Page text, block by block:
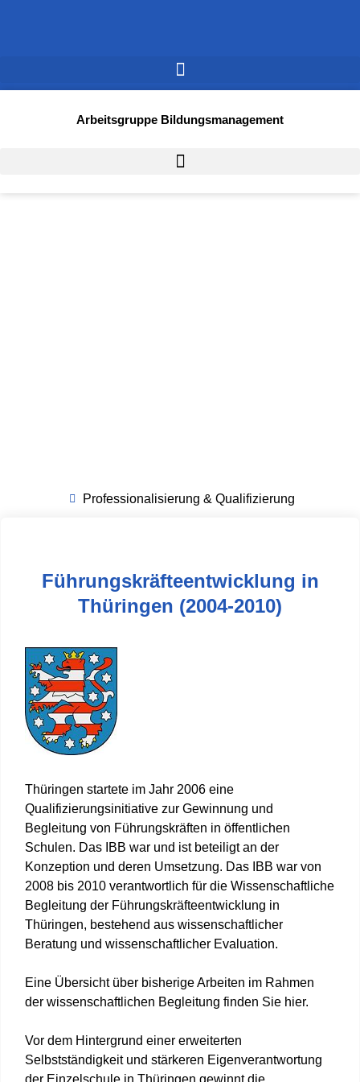
Arbeitsgruppe Bildungsmanagement
Professionalisierung & Qualifizierung
Führungskräfteentwicklung in
Thüringen (2004-2010)
Thüringen startete im Jahr 2006 eine
Qualifizierungsinitiative zur Gewinnung und
Begleitung von Führungskräften in öffentlichen
Schulen. Das IBB war und ist beteiligt an der
Konzeption und deren Umsetzung. Das IBB war von
2008 bis 2010 verantwortlich für die Wissenschaftliche
Begleitung der Führungskräfteentwicklung in
Thüringen, bestehend aus wissenschaftlicher
Beratung und wissenschaftlicher Evaluation.
Eine Übersicht über bisherige Arbeiten im Rahmen
der wissenschaftlichen Begleitung finden Sie hier.
Vor dem Hintergrund einer erweiterten
Selbstständigkeit und stärkeren Eigenverantwortung
der Einzelschule in Thüringen gewinnt die